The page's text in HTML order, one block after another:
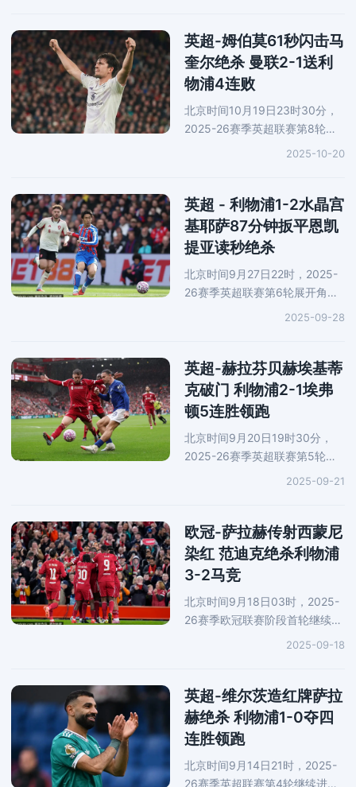
分钟助法兰克福先拔头筹，埃基
蒂克
英超-姆伯莫61秒闪击马
奎尔绝杀 曼联2-1送利
物浦4连败
北京时间10月19日23时30分，
2025-26赛季英超联赛第8轮焦
点战打响，卫冕冠军利物浦坐镇
第三位，落后榜首阿森纳4分；
曼联收获英
2025-10-20
英超 - 利物浦1-2水晶宫
基耶萨87分钟扳平恩凯
提亚读秒绝杀
北京时间9月27日22时，2025-
26赛季英超联赛第6轮展开角
逐，卫冕冠军利物浦做客塞尔赫
结。萨尔开赛9分钟先拔头筹，
小基耶萨
2025-09-28
英超-赫拉芬贝赫埃基蒂
克破门 利物浦2-1埃弗
顿5连胜领跑
北京时间9月20日19时30分，
2025-26赛季英超联赛第5轮展
开角逐，利物浦坐镇安菲尔德球
德比战中2-1取胜，取得联赛五
连胜，各
2025-09-21
欧冠-萨拉赫传射西蒙尼
染红 范迪克绝杀利物浦
3-2马竞
北京时间9月18日03时，2025-
26赛季欧冠联赛阶段首轮继续进
行，利物浦坐镇安菲尔德球场3-
罗伯逊先拔头筹，然后第6分钟
再下
2025-09-18
英超-维尔茨造红牌萨拉
赫绝杀 利物浦1-0夺四
连胜领跑
北京时间9月14日21时，2025-
26赛季英超联赛第4轮继续进